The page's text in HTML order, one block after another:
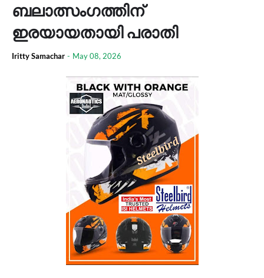
ബലാത്സംഗത്തിന്
ഇരയായതായി പരാതി
Iritty Samachar - May 08, 2026